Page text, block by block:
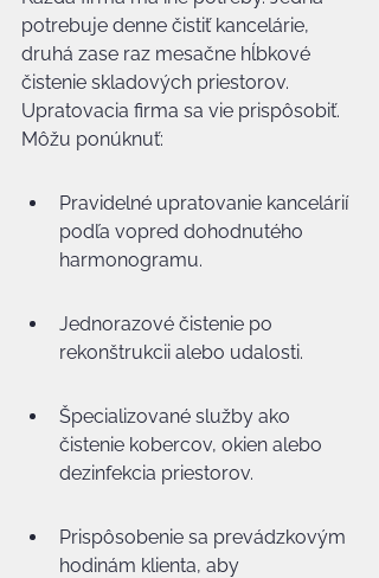
potrebuje denne čistiť kancelárie,
druhá zase raz mesačne hĺbkové
čistenie skladových priestorov.
Upratovacia firma sa vie prispôsobiť.
Môžu ponúknuť:
Pravidelné upratovanie kancelárií
podľa vopred dohodnutého
harmonogramu.
Jednorazové čistenie po
rekonštrukcii alebo udalosti.
Špecializované služby ako
čistenie kobercov, okien alebo
dezinfekcia priestorov.
Prispôsobenie sa prevádzkovým
hodinám klienta, aby